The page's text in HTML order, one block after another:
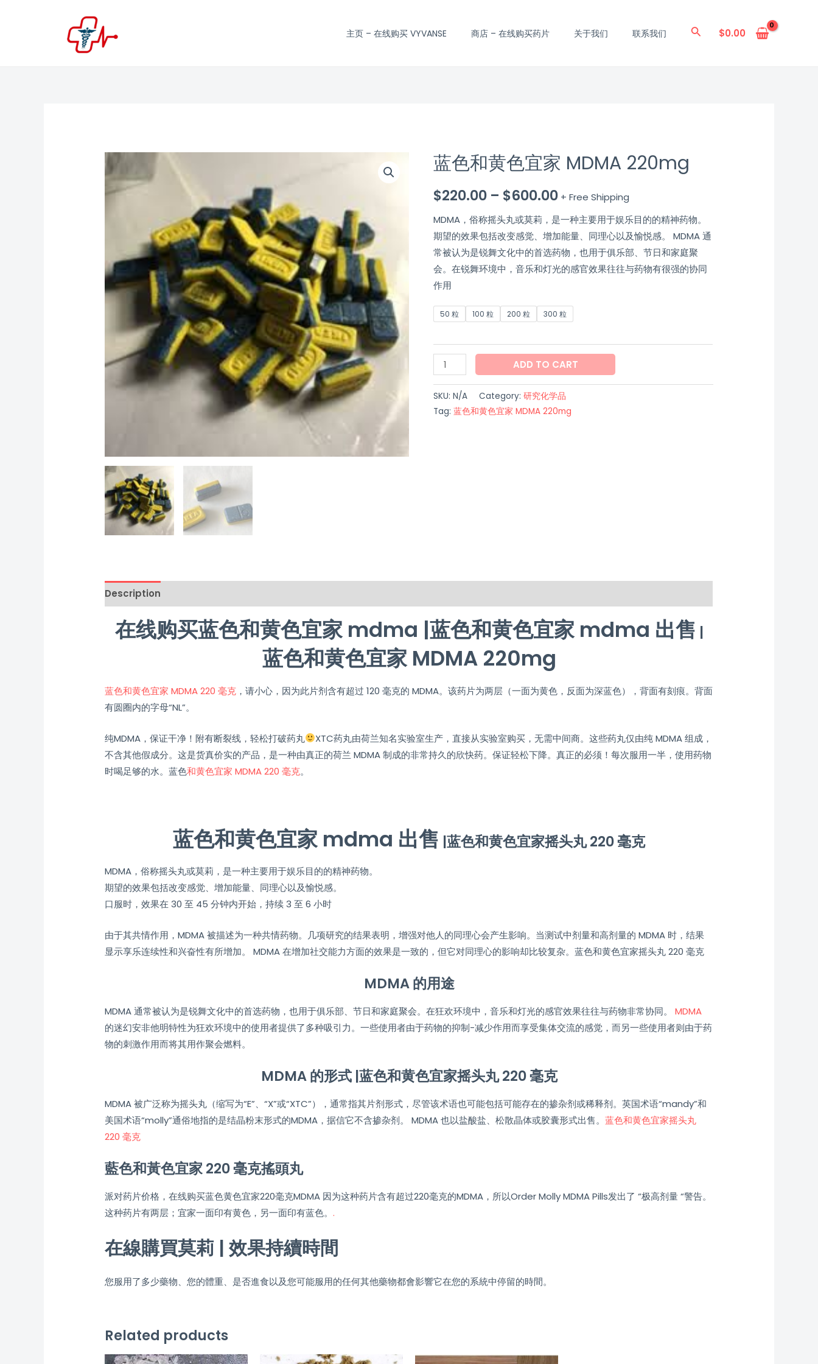
主页 – 在线购买 VYVANSE 商店 – 在线购买药片 关于我们 联系我们
搜
$0.00
蓝色和黄色宜家 MDMA 220mg
$220.00 – $600.00 + Free Shipping
MDMA，俗称摇头丸或莫莉，是一种主要用于娱乐目的的精神药物。
期望的效果包括改变感觉、增加能量、同理心以及愉悦感。 MDMA 通
常被认为是锐舞文化中的首选药物，也用于俱乐部、节日和家庭聚
会。在锐舞环境中，音乐和灯光的感官效果往往与药物有很强的协同
作用
50 粒 100 粒 200 粒 300 粒
蓝
和
色
宜
家
MDMA
220mg
quantity
ADD TO CART
SKU: N/A Category: 研究化学品
Tag: 蓝色和黄色宜家 MDMA 220mg
Description
在线购买蓝色和黄色宜家 mdma |蓝色和黄色宜家 mdma 出售 |
蓝色和黄色宜家 MDMA 220mg
蓝色和黄色宜家 MDMA 220 毫克 ，请小心，因为此片剂含有超过 120 毫克的 MDMA。该药片为两层（一面为黄色，反面为深蓝色），背面有刻痕。背面
有圆圈内的字母“NL”。
纯MDMA，保证干净！附有断裂线，轻松打破药丸
XTC药丸由荷兰知名实验室生产，直接从实验室购买，无需中间商。这些药丸仅由纯 MDMA 组成，
不含其他假成分。这是货真价实的产品，是一种由真正的荷兰 MDMA 制成的非常持久的欣快药。保证轻松下降。真正的必须！每次服用一半，使用药物
时喝足够的水。蓝色和黄色宜家 MDMA 220 毫克。
蓝色和黄色宜家 mdma 出售 |蓝色和黄色宜家摇头丸 220 毫克
MDMA，俗称摇头丸或莫莉，是一种主要用于娱乐目的的精神药物。
期望的效果包括改变感觉、增加能量、同理心以及愉悦感。
口服时，效果在 30 至 45 分钟内开始，持续 3 至 6 小时
由于其共情作用，MDMA 被描述为一种共情药物。几项研究的结果表明，增强对他人的同理心会产生影响。当测试中剂量和高剂量的 MDMA 时，结果
显示享乐连续性和兴奋性有所增加。 MDMA 在增加社交能力方面的效果是一致的，但它对同理心的影响却比较复杂。蓝色和黄色宜家摇头丸 220 毫克
MDMA 的用途
MDMA 通常被认为是锐舞文化中的首选药物，也用于俱乐部、节日和家庭聚会。在狂欢环境中，音乐和灯光的感官效果往往与药物非常协同。MDMA
的迷幻安非他明特性为狂欢环境中的使用者提供了多种吸引力。一些使用者由于药物的抑制-减少作用而享受集体交流的感觉，而另一些使用者则由于药
物的刺激作用而将其用作聚会燃料。
MDMA 的形式 |蓝色和黄色宜家摇头丸 220 毫克
MDMA 被广泛称为摇头丸（缩写为“E”、“X”或“XTC”），通常指其片剂形式，尽管该术语也可能包括可能存在的掺杂剂或稀释剂。英国术语“mandy”和
美国术语“molly”通俗地指的是结晶粉末形式的MDMA，据信它不含掺杂剂。 MDMA 也以盐酸盐、松散晶体或胶囊形式出售。蓝色和黄色宜家摇头丸
220 毫克
藍色和黃色宜家 220 毫克搖頭丸
派对药片价格，在线购买蓝色黄色宜家220毫克MDMA 因为这种药片含有超过220毫克的MDMA，所以Order Molly MDMA Pills发出了 “极高剂量 “警告。
这种药片有两层；宜家一面印有黄色，另一面印有蓝色。.
在線購買莫莉 | 效果持續時間
您服用了多少藥物、您的體重、是否進食以及您可能服用的任何其他藥物都會影響它在您的系統中停留的時間。
Related products